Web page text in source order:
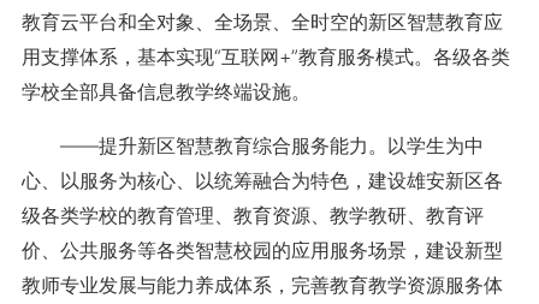
教育云平台和全对象、全场景、全时空的新区智慧教育应
用支撑体系，基本实现“互联网+”教育服务模式。各级各类
学校全部具备信息教学终端设施。
——提升新区智慧教育综合服务能力。以学生为中
心、以服务为核心、以统筹融合为特色，建设雄安新区各
级各类学校的教育管理、教育资源、教学教研、教育评
价、公共服务等各类智慧校园的应用服务场景，建设新型
教师专业发展与能力养成体系，完善教育教学资源服务体